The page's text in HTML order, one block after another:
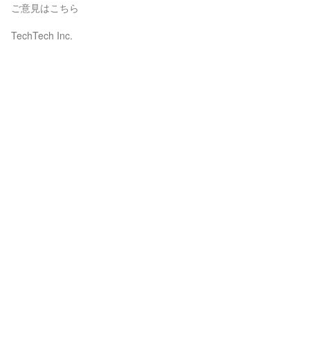
ご意見はこちら
TechTech Inc.